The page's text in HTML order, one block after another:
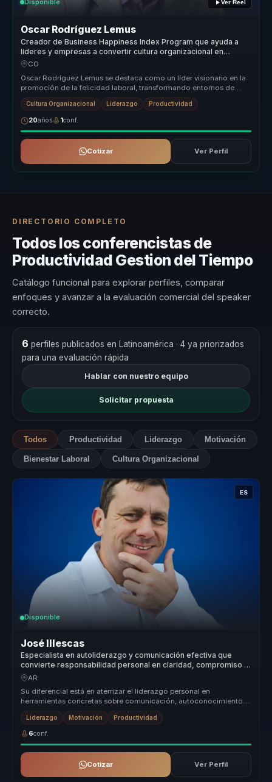
Disponible Ver Reel
Oscar Rodríguez Lemus
Creador de Business Happiness Index Program que ayuda a
lideres y empresas a convertir cultura organizacional en
productividad, cohesion y bienestar laboral.
CO
Oscar Rodríguez Lemus se destaca como un líder visionario en la
promoción de la felicidad laboral, transformando entornos de
trabajo en á...
Cultura Organizacional Liderazgo Productividad
20años 1conf.
Cotizar Ver Perfil
DIRECTORIO COMPLETO
Todos los conferencistas de
Productividad Gestion del Tiempo
Catálogo funcional para explorar perfiles, comparar
enfoques y avanzar a la evaluación comercial del speaker
correcto.
6 perfiles publicados en Latinoamérica · 4 ya priorizados
para una evaluación rápida
Hablar con nuestro equipo
Solicitar propuesta
Todos Productividad Liderazgo Motivación
Bienestar Laboral Cultura Organizacional
ES
Disponible
José Illescas
Especialista en autoliderazgo y comunicación efectiva que
convierte responsabilidad personal en claridad, compromiso y
confianza para equipos.
AR
Su diferencial está en aterrizar el liderazgo personal en
herramientas concretas sobre comunicación, autoconocimiento y
desempeño. No tra...
Liderazgo Motivación Productividad
6conf.
Cotizar Ver Perfil